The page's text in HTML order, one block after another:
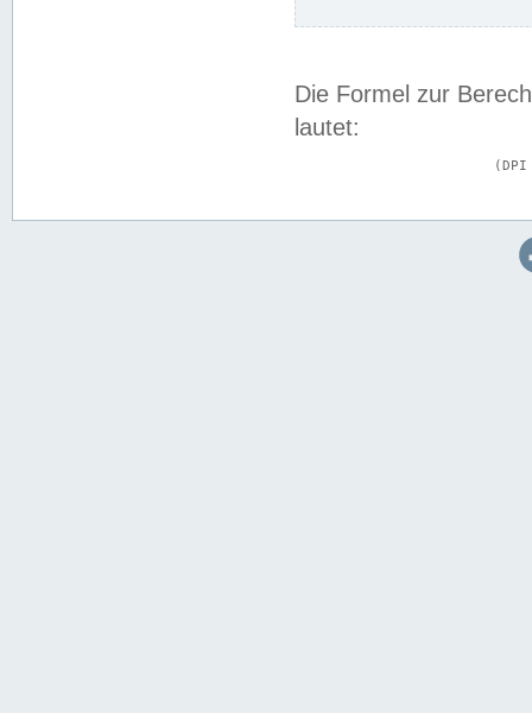
Die Formel zur
lautet: